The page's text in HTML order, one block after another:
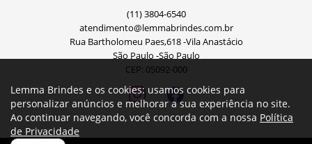
(11) 3804-6540
atendimento@lemmabrindes.com.br
Rua Bartholomeu Paes,618 -Vila Anastácio
São Paulo -São Paulo
CEP: 05092-000
Lemma Brindes e os cookies: usamos cookies para
personalizar anúncios e melhorar a sua experiência no site.
Ao continuar navegando, você concorda com a nossa Política
de Privacidade